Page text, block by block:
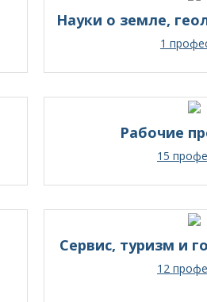
Науки о земле,
1
Рабочие
15
Сервис, туризм и
12